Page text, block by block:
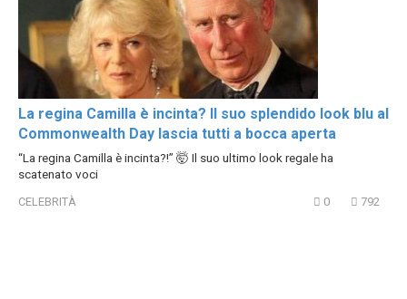
La regina Camilla è incinta? Il suo splendido look blu al
Commonwealth Day lascia tutti a bocca aperta
“La regina Camilla è incinta?!” 🤯 Il suo ultimo look regale ha
scatenato voci
CELEBRITÀ 0 792